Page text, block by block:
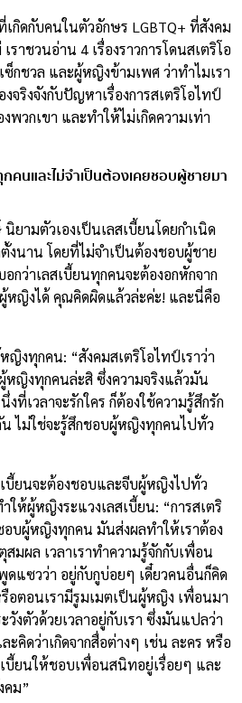
เกิดกับคนในตัวอักษร LGBTQ+ ที่สังคม
ราชวนอ่าน 4 เรื่องราวการโดนสเตริโอ
ซ็กชวล และผู้หญิงข้ามเพศ ว่าทำไมเรา
จริงจังกับปัญหาเรื่องการสเตริโอไทป์
พวกเขา และทำให้ไม่เกิดความเท่า
คนและไม่จำเป็นต้องเคยชอบผู้ชายมา
ยามตัวเองเป็นเลสเบี้ยนโดยกำเนิด
งนาน โดยที่ไม่จำเป็นต้องชอบผู้ชาย
กว่าเลสเบี้ยนทุกคนจะต้องอกหักจาก
หญิงได้ คุณคิดผิดแล้วล่ะค่ะ! และนี่คือ
ญิงทุกคน: “สังคมสเตริโอไทป์เราว่า
หญิงทุกคนล่ะสิ ซึ่งความจริงแล้วมัน
ที่เวลาจะรักใคร ก็ต้องใช้ความรู้สึกรัก
ไม่ใช่จะรู้สึกชอบผู้หญิงทุกคนไปทั่ว
เบี้ยนจะต้องชอบและจีบผู้หญิงไปทั่ว
ให้ผู้หญิงระแวงเลสเบี้ยน: “การสเตริ
อบผู้หญิงทุกคน มันส่งผลทำให้เราต้อง
มผล เวลาเราทำความรู้จักกับเพื่อน
แซวว่า อยู่กับกูบ่อยๆ เดี๋ยวคนอื่นก็คิด
อตอนเรามีรูมเมตเป็นผู้หญิง เพื่อนมา
วังตัวด้วยเวลาอยู่กับเรา ซึ่งมันแปลว่า
ดว่าเกิดจากสื่อต่างๆ เช่น ละคร หรือ
บี้ยนให้ชอบเพื่อนสนิทอยู่เรื่อยๆ และ
คม”